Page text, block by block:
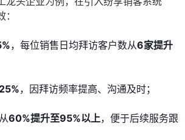
，每位销售日均拜访客户数从6家提升
25%，因拜访频率提高、沟通及时；
60%提升至95%以上，便于后续服务跟